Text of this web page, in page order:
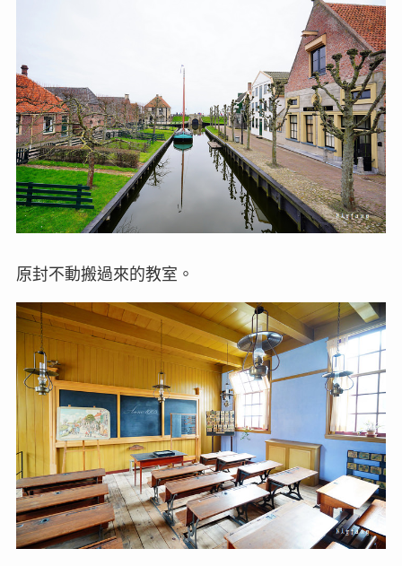
原封不動搬過來的教室。